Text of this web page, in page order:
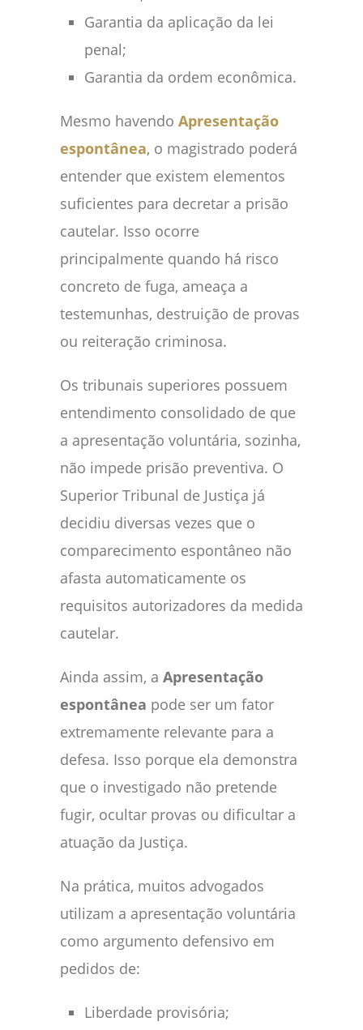
Garantia da aplicação da lei
penal;
Garantia da ordem econômica.
Mesmo havendo Apresentação
espontânea, o magistrado poderá
entender que existem elementos
suficientes para decretar a prisão
cautelar. Isso ocorre
principalmente quando há risco
concreto de fuga, ameaça a
testemunhas, destruição de provas
ou reiteração criminosa.
Os tribunais superiores possuem
entendimento consolidado de que
a apresentação voluntária, sozinha,
não impede prisão preventiva. O
Superior Tribunal de Justiça já
decidiu diversas vezes que o
comparecimento espontâneo não
afasta automaticamente os
requisitos autorizadores da medida
cautelar.
Ainda assim, a Apresentação
espontânea pode ser um fator
extremamente relevante para a
defesa. Isso porque ela demonstra
que o investigado não pretende
fugir, ocultar provas ou dificultar a
atuação da Justiça.
Na prática, muitos advogados
utilizam a apresentação voluntária
como argumento defensivo em
pedidos de:
Liberdade provisória;